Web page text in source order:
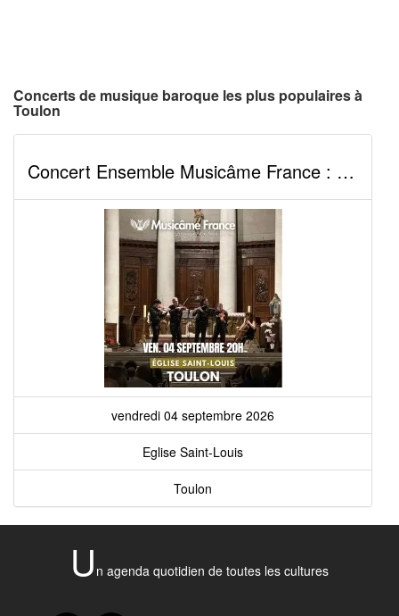
Concerts de musique baroque les plus populaires à
Toulon
Concert Ensemble Musicâme France : Ravel, Debussy, Cantemir, Mozart,...
vendredi 04 septembre 2026
Eglise Saint-Louis
Toulon
U n agenda quotidien de toutes les cultures